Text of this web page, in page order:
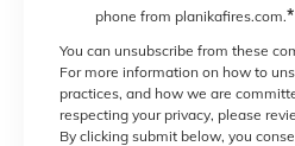
phone from planikafires.com.*
You can unsubscribe from these
For more information on how to
practices, and how we are
respecting your privacy, please
By clicking submit below, you